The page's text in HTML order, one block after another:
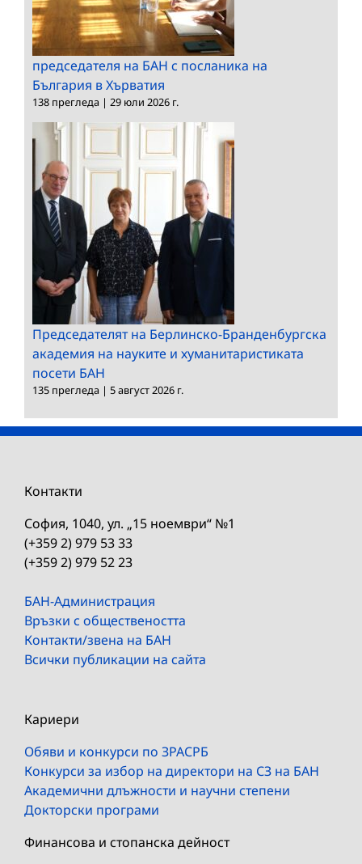
председателя на БАН с посланика на
България в Хърватия
138 прегледа | 29 юли 2026 г.
Председателят на Берлинско-Бранденбургска
академия на науките и хуманитаристиката
посети БАН
135 прегледа | 5 август 2026 г.
Контакти
София, 1040, ул. „15 ноември“ №1
(+359 2) 979 53 33
(+359 2) 979 52 23
БАН-Администрация
Връзки с обществеността
Контакти/звена на БАН
Всички публикации на сайта
Кариери
Обяви и конкурси по ЗРАСРБ
Конкурси за избор на директори на СЗ на БАН
Академични длъжности и научни степени
Докторски програми
Финансова и стопанска дейност